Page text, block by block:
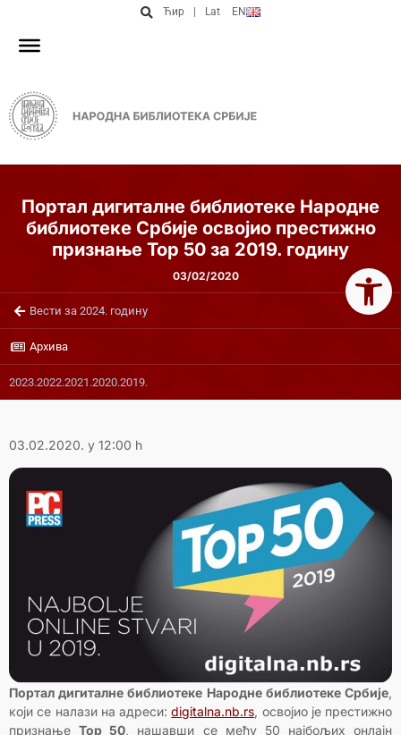
Ћир Lat EN
Портал дигиталне библиотеке Народне
библиотеке Србије освојио престижно
признање Top 50 за 2019. годину
03/02/2020
Вести за 2024. годину
Архива
2023.2022.2021.2020.2019.
03.02.2020. у 12:00 h
Портал дигиталне библиотеке Народне библиотеке Србије,
који се налази на адреси:digitalna.nb.rs, освојио је престижно
признањеTop 50, нашавши се међу 50 најбољих онлајн